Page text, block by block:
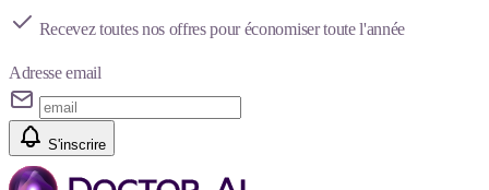
Recevez toutes nos offres pour économiser toute l'année
Adresse email
S'inscrire